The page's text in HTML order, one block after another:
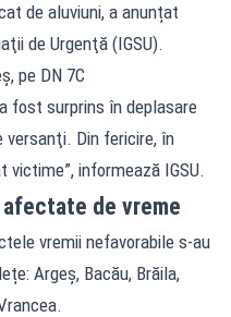
de aluviuni, a anunțat
de Urgenţă (IGSU).
pe DN 7C
fost surprins în deplasare
versanţi. Din fericire, în
informează IGSU.
de vreme
vremii nefavorabile s-au
Argeş, Bacău, Brăila,